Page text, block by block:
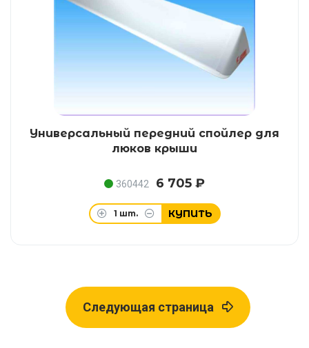
Универсальный передний спойлер для
люков крыши
360442 6 705 ₽
1 шт. КУПИТЬ
Следующая страница